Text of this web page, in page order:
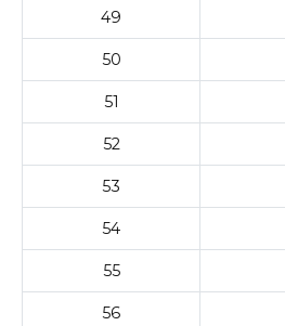
49
50
51
52
53
54
55
56